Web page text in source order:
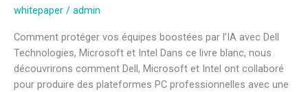
whitepaper / admin
Comment protéger vos équipes boostées par l’IA avec Dell
Technologies, Microsoft et Intel Dans ce livre blanc, nous
découvrirons comment Dell, Microsoft et Intel ont collaboré
pour produire des plateformes PC professionnelles avec une